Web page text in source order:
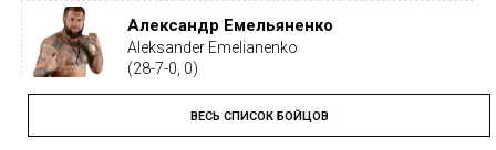
Александр Емельяненко
Aleksander Emelianenko
(28-7-0, 0)
Тайрон Вудли
Tyron Woodley
ВЕСЬ СПИСОК БОЙЦОВ